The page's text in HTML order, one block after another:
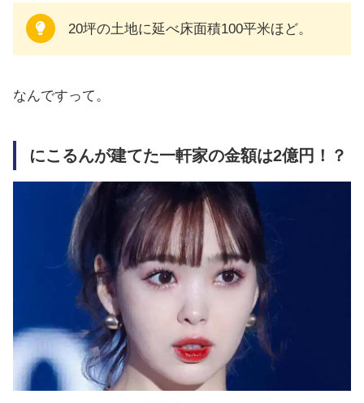
20坪の土地に延べ床面積100平米ほど。
なんですって。
にこるんが建てた一軒家の金額は2億円！？